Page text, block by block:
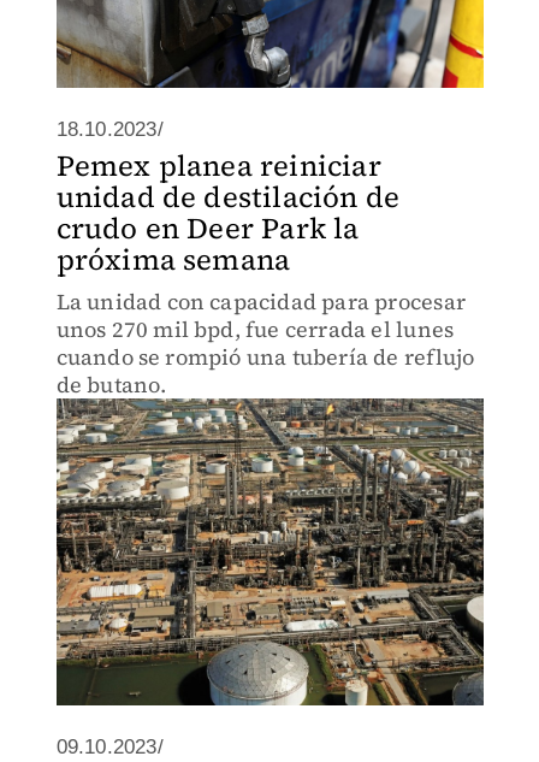
18.10.2023/
Pemex planea reiniciar
unidad de destilación de
crudo en Deer Park la
próxima semana
La unidad con capacidad para procesar
unos 270 mil bpd, fue cerrada el lunes
cuando se rompió una tubería de reflujo
de butano.
09.10.2023/